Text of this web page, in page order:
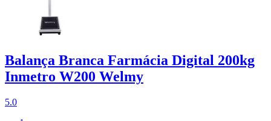
Balança Branca Farmácia Digital 200kg
Inmetro W200 Welmy
5.0